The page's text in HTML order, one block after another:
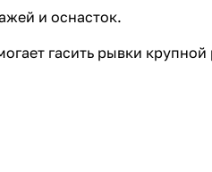
и оснасток.
гасить рывки